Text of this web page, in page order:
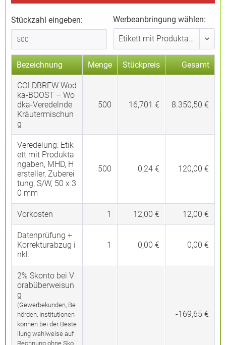
Stückzahl eingeben: Werbeanbringung wählen:
Bezeichnung Menge Stückpreis Gesamt
COLDBREW Wod
ka-BOOST – Wo
dka-Veredelnde
Kräutermischun
g
500 16,701 € 8.350,50 €
Veredelung: Etik
ett mit Produkta
ngaben, MHD, H
ersteller, Zuberei
tung, S/W, 50 x 3
0 mm
500 0,24 € 120,00 €
Vorkosten 1 12,00 € 12,00 €
Datenprüfung +
Korrekturabzug i
nkl.
1 0,00 € 0,00 €
2% Skonto bei V
orabüberweisun
g
(Gewerbekunden, Be
hörden, Institutionen
können bei der Beste
llung wahlweise auf
Rechnung ohne Sko
-169,65 €